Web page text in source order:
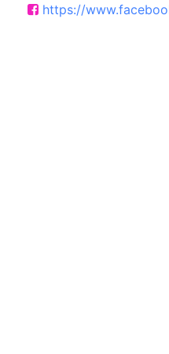
https://www.facebook.com/